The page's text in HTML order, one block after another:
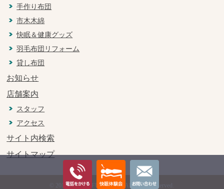
手作り布団
市木木綿
快眠＆健康グッズ
羽毛布団リフォーム
貸し布団
お知らせ
店舗案内
スタッフ
アクセス
サイト内検索
サイトマップ
© 2018 MUKAI FUTONTEN All Rights Reserved.